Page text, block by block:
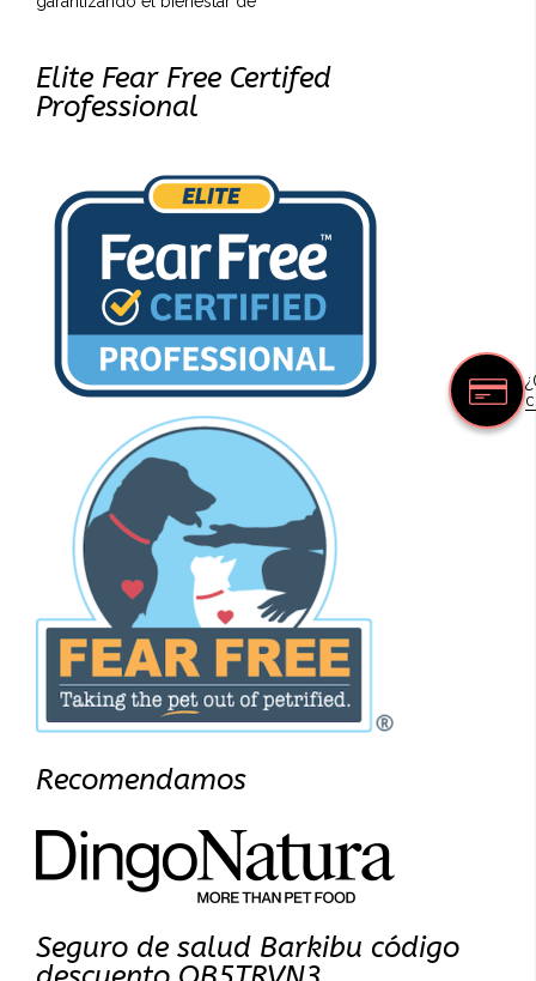
Elite Fear Free Certifed
Professional
Recomendamos
Seguro de salud Barkibu código